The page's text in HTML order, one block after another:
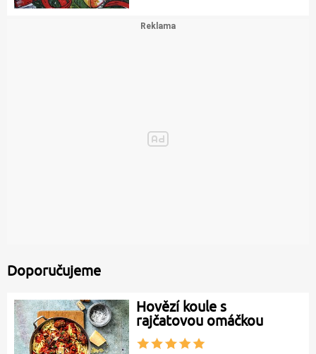
Doporučujeme
Hovězí koule s
rajčatovou omáčkou